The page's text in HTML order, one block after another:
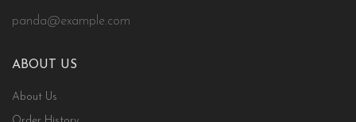
panda@example.com
ABOUT US
About Us